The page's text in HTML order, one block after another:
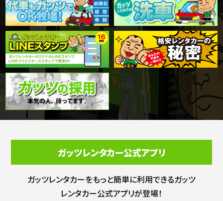
ガッツレンタカー公式アプリ
ガッツレンタカーをもっと簡単に利用できるガッツ
レンタカー公式アプリが登場！